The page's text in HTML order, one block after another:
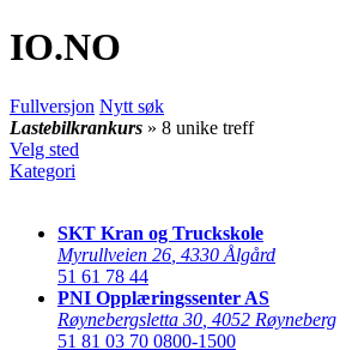
IO.NO
Fullversjon Nytt søk
Lastebilkrankurs » 8 unike treff
Velg sted
Kategori
SKT Kran og Truckskole
Myrullveien 26 4330 Ålgård
51 61 78 44
PNI Opplæringssenter AS
Røynebergsletta 30 4052 Røyneberg
51 81 03 70 0800-1500